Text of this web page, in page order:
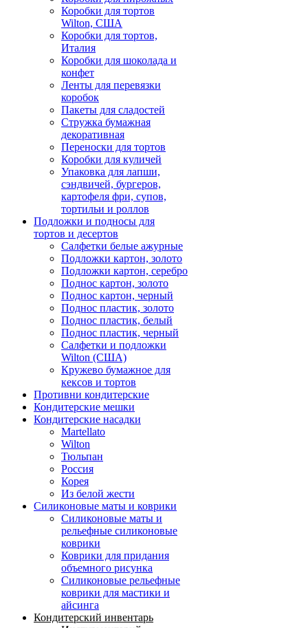
Коробки для тортов
Wilton, США
Коробки для тортов,
Италия
Коробки для шоколада и
конфет
Ленты для перевязки
коробок
Пакеты для сладостей
Стружка бумажная
декоративная
Переноски для тортов
Коробки для куличей
Упаковка для лапши,
сэндвичей, бургеров,
картофеля фри, супов,
тортильи и роллов
Подложки и подносы для
тортов и десертов
Салфетки белые ажурные
Подложки картон, золото
Подложки картон, серебро
Поднос картон, золото
Поднос картон, черный
Поднос пластик, золото
Поднос пластик, белый
Поднос пластик, черный
Салфетки и подложки
Wilton (США)
Кружево бумажное для
кексов и тортов
Противни кондитерские
Кондитерские мешки
Кондитерские насадки
Martellato
Wilton
Тюльпан
Россия
Корея
Из белой жести
Силиконовые маты и коврики
Силиконовые маты и
рельефные силиконовые
коврики
Коврики для придания
объемного рисунка
Силиконовые рельефные
коврики для мастики и
айсинга
Кондитерский инвентарь